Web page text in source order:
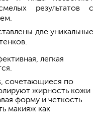
результатов с
две уникальные
легкая
сочетающиеся по
жирность кожи
форму и четкость.
макияж как